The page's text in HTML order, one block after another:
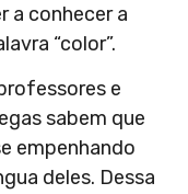
a conhecer a
“color”.
e
sabem que
empenhando
deles. Dessa